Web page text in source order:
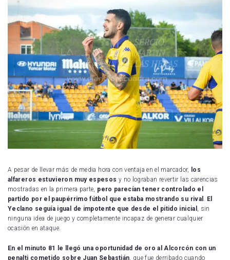
A pesar de llevar más de media hora con ventaja en el marcador,
los
alfareros estuvieron muy espesos y no lograban revertir las carencias
mostradas en la primera parte, pero parecían tener controlado el
partido por el paupérrimo fútbol que estaba mostrando su rival
El
Yeclano seguía igual de impotente que desde el pitido inicial
, sin
ninguna idea de juego y completamente incapaz de generar cualquier
ocasión en ataque.
En el minuto 81 le llegó una oportunidad de oro al Alcorcón con un
penalti cometido sobre Juan Sebastián , que fue derribado cuando